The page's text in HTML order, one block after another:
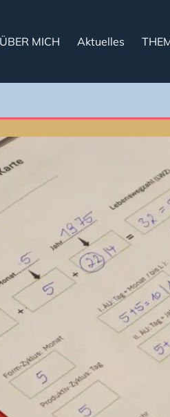
ÜBER MICH Aktuelles